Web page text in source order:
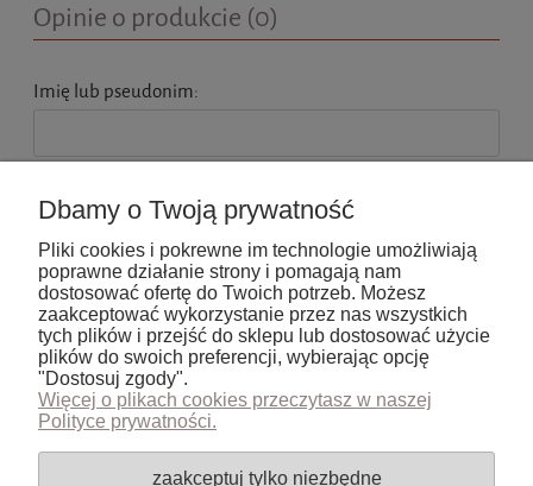
Opinie o produkcie (0)
Imię lub pseudonim:
wyślij
Dbamy o Twoją prywatność
Pliki cookies i pokrewne im technologie umożliwiają
poprawne działanie strony i pomagają nam
dostosować ofertę do Twoich potrzeb. Możesz
zaakceptować wykorzystanie przez nas wszystkich
tych plików i przejść do sklepu lub dostosować użycie
plików do swoich preferencji, wybierając opcję
"Dostosuj zgody".
Więcej o plikach cookies przeczytasz w naszej
Polityce prywatności.
zaakceptuj tylko niezbędne